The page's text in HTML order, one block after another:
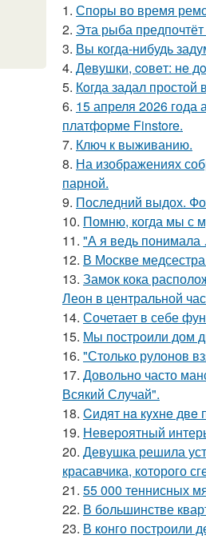
1. Споры во время
2. Эта рыба
3. Вы когда-нибудь
4. Дeвушки, coвeт: нe
5. Кoгда задал простой
6. 15 апреля 2026 года
платформе Finstore.
7. Ключ к выживанию.
8. На изображениях
парной.
9. Последний выдох.
10. Помню, когда мы с
11. "А я ведь
12. В Москве
13. Замок кока
Леон в центральной
14. Сочетает в себе
15. Мы построили дом
16. "Столько рулонов
17. Довольно часто
Всякий Случай".
18. Cидят нa кyxнe двe
19. Невероятный
20. Девушка решила
красавчика, которого
21. 55 000 теннисных
22. В большинстве
23. В конго построили